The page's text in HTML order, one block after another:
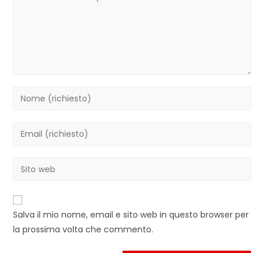
Inserisci
nome
nome
per
commentare
Inserisci
indirizzo
per
commentare
Inserisci
del
sito
web
(facoltativo)
Salva il mio nome, email e sito web in questo browser per
la prossima volta che commento.